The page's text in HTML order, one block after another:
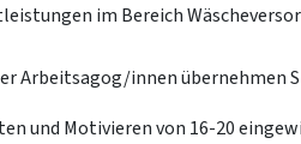
im Bereich
Arbeitsagog/innen übernehmen
und Motivieren von 16-20